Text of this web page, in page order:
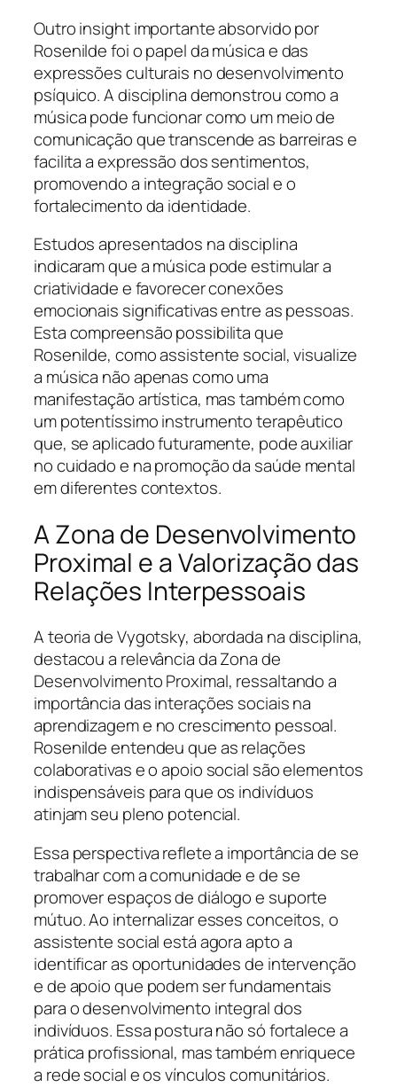
Outro insight importante absorvido por
Rosenilde foi o papel da música e das
expressões culturais no desenvolvimento
psíquico. A disciplina demonstrou como a
música pode funcionar como um meio de
comunicação que transcende as barreiras e
facilita a expressão dos sentimentos,
promovendo a integração social e o
fortalecimento da identidade.
Estudos apresentados na disciplina
indicaram que a música pode estimular a
criatividade e favorecer conexões
emocionais significativas entre as pessoas.
Esta compreensão possibilita que
Rosenilde, como assistente social, visualize
a música não apenas como uma
manifestação artística, mas também como
um potentíssimo instrumento terapêutico
que, se aplicado futuramente, pode auxiliar
no cuidado e na promoção da saúde mental
em diferentes contextos.
A Zona de Desenvolvimento
Proximal e a Valorização das
Relações Interpessoais
A teoria de Vygotsky, abordada na disciplina,
destacou a relevância da Zona de
Desenvolvimento Proximal, ressaltando a
importância das interações sociais na
aprendizagem e no crescimento pessoal.
Rosenilde entendeu que as relações
colaborativas e o apoio social são elementos
indispensáveis para que os indivíduos
atinjam seu pleno potencial.
Essa perspectiva reflete a importância de se
trabalhar com a comunidade e de se
promover espaços de diálogo e suporte
mútuo. Ao internalizar esses conceitos, o
assistente social está agora apto a
identificar as oportunidades de intervenção
e de apoio que podem ser fundamentais
para o desenvolvimento integral dos
indivíduos. Essa postura não só fortalece a
prática profissional, mas também enriquece
a rede social e os vínculos comunitários.